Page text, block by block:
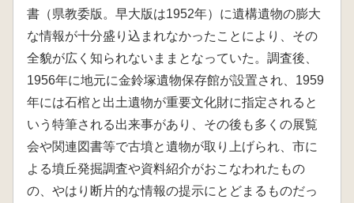
書（県教委版。早大版は1952年）に遺構遺物の膨大
な情報が十分盛り込まれなかったことにより、その
全貌が広く知られないままとなっていた。調査後、
1956年に地元に金鈴塚遺物保存館が設置され、1959
年には石棺と出土遺物が重要文化財に指定されると
いう特筆される出来事があり、その後も多くの展覧
会や関連図書等で古墳と遺物が取り上げられ、市に
よる墳丘発掘調査や資料紹介がおこなわれたもの
の、やはり断片的な情報の提示にとどまるものだっ